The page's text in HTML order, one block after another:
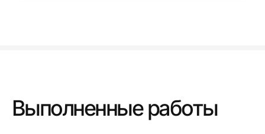
Выполненные работы